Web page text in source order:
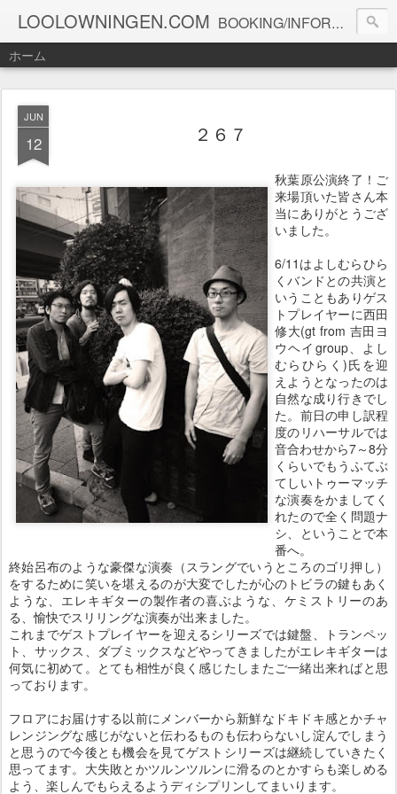
LOOLOWNINGEN.COM BOOKING/INFORMATION info@loolowningen.com
ホーム
JUN
12 ２６７
秋葉原公演終了！ご
来場頂いた皆さん本
当にありがとうござ
いました。
6/11はよしむらひら
くバンドとの共演と
いうこともありゲス
トプレイヤーに西田
修大(gt from 吉田ヨ
ウヘイgroup、よし
むらひらく)氏を迎
えようとなったのは
自然な成り行きでし
た。前日の申し訳程
度のリハーサルでは
音合わせから7～8分
くらいでもうふてぶ
てしいトゥーマッチ
な演奏をかましてく
れたので全く問題ナ
シ、ということで本
番へ。
終始呂布のような豪傑な演奏（スラングでいうところのゴリ押し）
をするために笑いを堪えるのが大変でしたが心のトビラの鍵もあく
ような、エレキギターの製作者の喜ぶような、ケミストリーのあ
る、愉快でスリリングな演奏が出来ました。
これまでゲストプレイヤーを迎えるシリーズでは鍵盤、トランペッ
ト、サックス、ダブミックスなどやってきましたがエレキギターは
何気に初めて。とても相性が良く感じたしまたご一緒出来ればと思
っております。
フロアにお届けする以前にメンバーから新鮮なドキドキ感とかチャ
レンジングな感じがないと伝わるものも伝わらないし淀んでしまう
と思うので今後とも機会を見てゲストシリーズは継続していきたく
思ってます。大失敗とかツルンツルンに滑るのとかすらも楽しめる
よう、楽しんでもらえるようディシプリンしてまいります。